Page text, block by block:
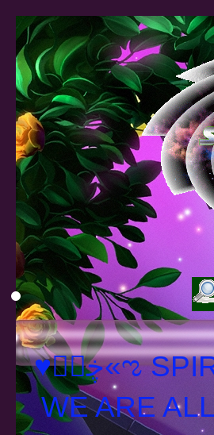
♥ڿڰۣ«ಌ SPIRITUELLE Я Ξ √ Ω L U T ↑ ☼ N - Forum -
WE ARE